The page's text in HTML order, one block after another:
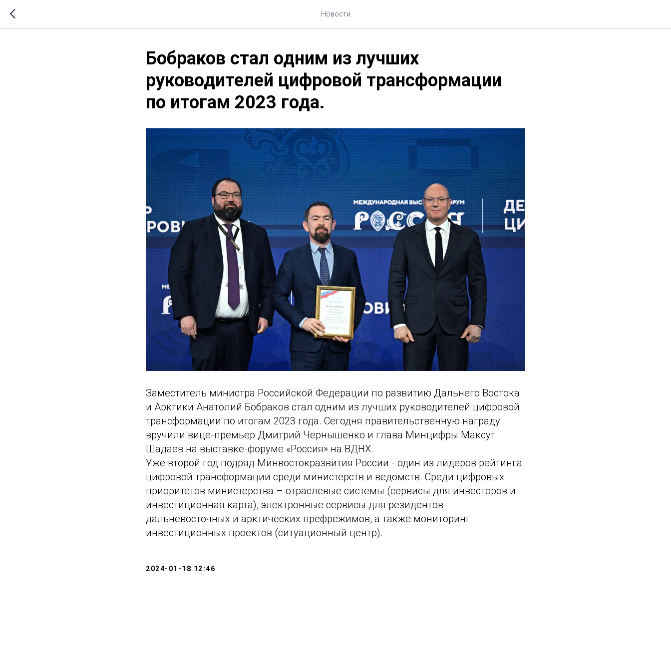
Новости
Бобраков стал одним из лучших
руководителей цифровой трансформации
по итогам 2023 года.
Заместитель министра Российской Федерации по развитию Дальнего Востока
и Арктики Анатолий Бобраков стал одним из лучших руководителей цифровой
трансформации по итогам 2023 года. Сегодня правительственную награду
вручили вице-премьер Дмитрий Чернышенко и глава Минцифры Максут
Шадаев на выставке-форуме «Россия» на ВДНХ.
Уже второй год подряд Минвостокразвития России - один из лидеров рейтинга
цифровой трансформации среди министерств и ведомств. Среди цифровых
приоритетов министерства – отраслевые системы (сервисы для инвесторов и
инвестиционная карта), электронные сервисы для резидентов
дальневосточных и арктических префрежимов, а также мониторинг
инвестиционных проектов (ситуационный центр).
2024-01-18 12:46